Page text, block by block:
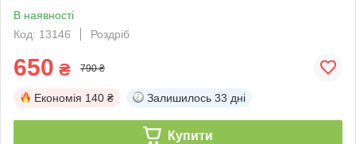
В наявності
Код: 13146
Роздріб
650 ₴ 790 ₴
Економія 140 ₴ Залишилось 33 дні
Купити